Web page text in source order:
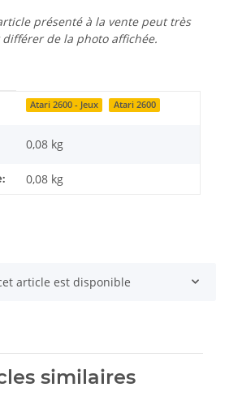
présenté à la vente peut très
de la photo affichée.
Atari 2600 - Jeux Atari 2600
0,08 kg
0,08 kg
article est disponible
similaires